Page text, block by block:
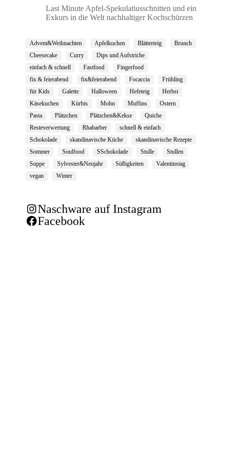
Last Minute Apfel-Spekulatiusschnitten und ein
Exkurs in die Welt nachhaltiger Kochschürzen
Advent&Weihnachten Apfelkuchen Blätterteig
Brunch
Cheesecake
Curry
Dips und Aufstriche
einfach & schnell
Fastfood
Fingerfood
fix & feierabend
fix&feierabend Focaccia
Frühling
für Kids
Galette Halloween Hefeteig
Herbst
Käsekuchen
Kürbis Mohn Muffins
Ostern
Pasta
Plätzchen Plätzchen&Kekse
Quiche
Resteverwertung
Rhabarber
schnell & einfach
Schokolade
skandinavische Küche
skandinavische Rezepte
Sommer
Soulfood SSchokolade Stulle
Stullen
Suppe
Sylvester&Neujahr Süßigkeiten
Valentinstag
vegan
Winter
Naschware auf Instagram
Facebook